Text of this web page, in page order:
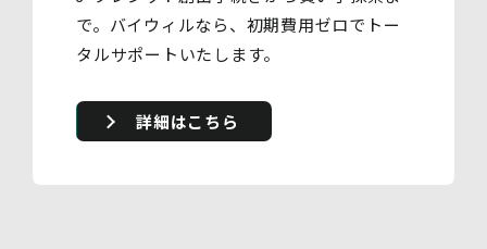
で。バイウィルなら、初期費用ゼロでトー
タルサポートいたします。
詳細はこちら